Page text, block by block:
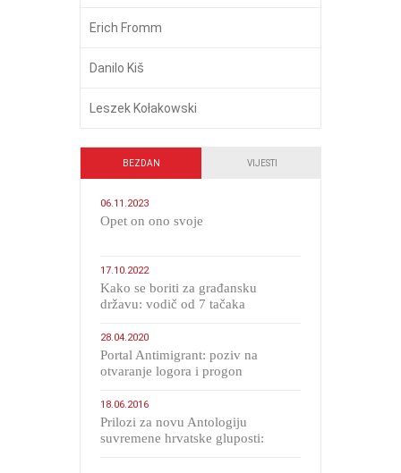
Erich Fromm
Danilo Kiš
Leszek Kołakowski
BEZDAN VIJESTI
06.11.2023
​Opet on ono svoje
17.10.2022
Kako se boriti za građansku
državu: vodič od 7 tačaka
28.04.2020
Portal Antimigrant: poziv na
otvaranje logora i progon
18.06.2016
Prilozi za novu Antologiju
suvremene hrvatske gluposti: